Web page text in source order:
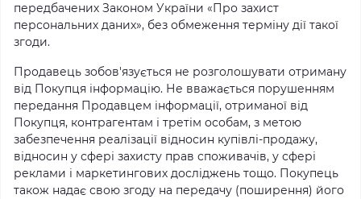
передбачених Законом України «Про захист
персональних даних», без обмеження терміну дії такої
згоди.
Продавець зобов'язується не розголошувати отриману
від Покупця інформацію. Не вважається порушенням
передання Продавцем інформації, отриманої від
Покупця, контрагентам і третім особам, з метою
забезпечення реалізації відносин купівлі-продажу,
відносин у сфері захисту прав споживачів, у сфері
реклами і маркетингових досліджень тощо. Покупець
також надає свою згоду на передачу (поширення) його